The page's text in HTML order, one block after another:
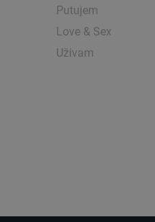
Putujem
Love & Sex
Uživam